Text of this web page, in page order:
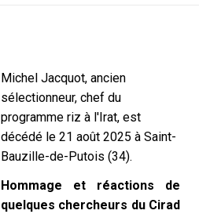
Michel Jacquot, ancien
sélectionneur, chef du
programme riz à l'Irat, est
décédé le 21 août 2025 à Saint-
Bauzille-de-Putois (34).
Hommage et réactions de
quelques chercheurs du Cirad